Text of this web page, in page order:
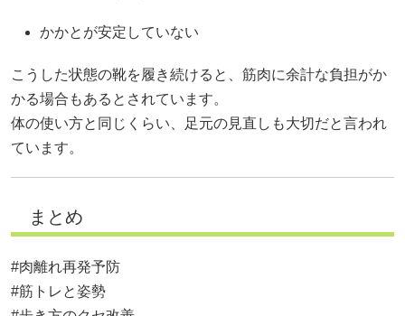
かかとが安定していない
こうした状態の靴を履き続けると、筋肉に余計な負担がか
かる場合もあるとされています。
体の使い方と同じくらい、足元の見直しも大切だと言われ
ています。
まとめ
#肉離れ再発予防
#筋トレと姿勢